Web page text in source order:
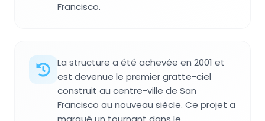
Francisco.
La structure a été achevée en 2001 et
est devenue le premier gratte-ciel
construit au centre-ville de San
Francisco au nouveau siècle. Ce projet a